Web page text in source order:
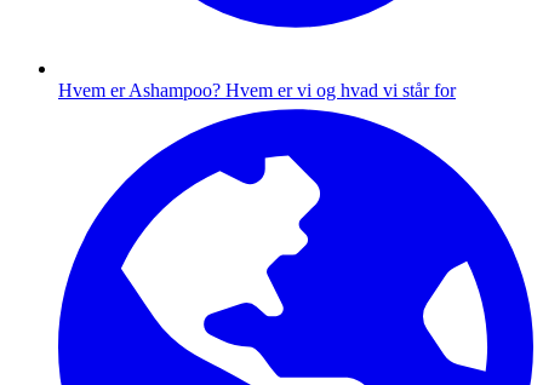
Hvem er Ashampoo? Hvem er vi og hvad vi står for